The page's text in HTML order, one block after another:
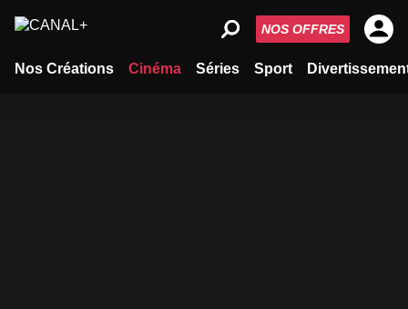
Nos Créations Cinéma Séries Sport
NOS OFFRES